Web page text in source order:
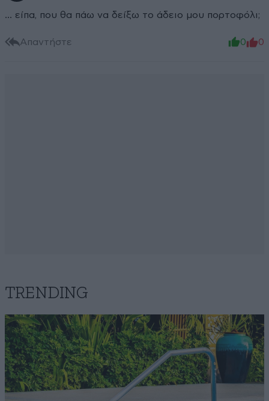
... είπα, που θα πάω να δείξω το άδειο μου πορτοφόλι;
Απαντήστε 0 0
TRENDING